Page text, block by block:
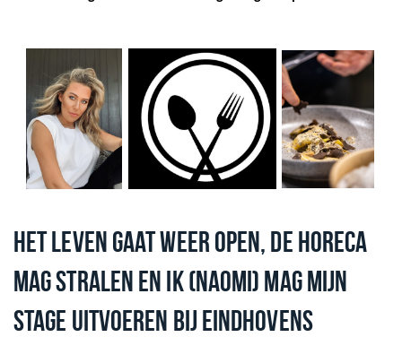
HET LEVEN GAAT WEER OPEN, DE HORECA
MAG STRALEN EN IK (NAOMI) MAG MIJN
STAGE UITVOEREN BIJ EINDHOVENS